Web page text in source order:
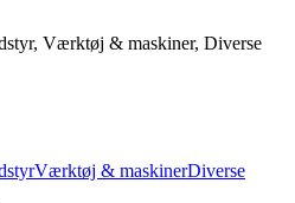
Værktøj & maskiner, Diverse
Værktøj & maskinerDiverse